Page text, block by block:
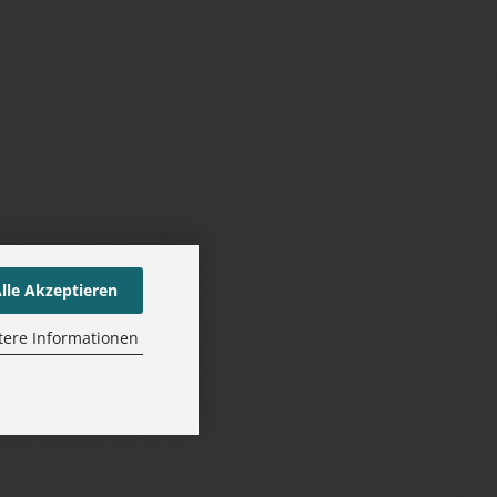
Akzeptieren
Informationen